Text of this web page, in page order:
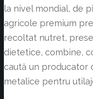
la nivel mondial, de
agricole premium
recoltat nutret,
dietetice, combine,
caută un producator
metalice pentru